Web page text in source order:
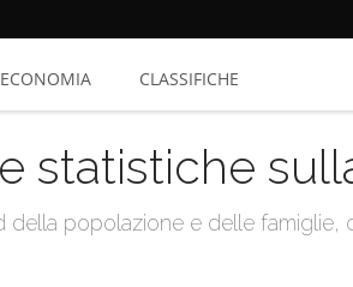
ECONOMIA CLASSIFICHE
statistiche
popolazione e delle famiglie,